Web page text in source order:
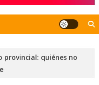
provincial: quiénes no